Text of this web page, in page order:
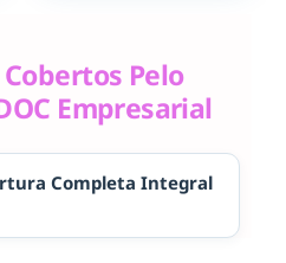
Pelo
Empresarial
Completa Integral